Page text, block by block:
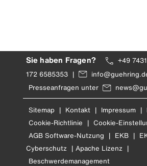
Sie haben Fragen? +49
172 6585353 |
Presseanfragen unter
Sitemap | Kontakt | Impressum |
Cookie-Richtlinie | Cookie-
AGB Software-Nutzung | EKB |
Cyberschutz | Apache Lizenz |
Beschwerdemanagement